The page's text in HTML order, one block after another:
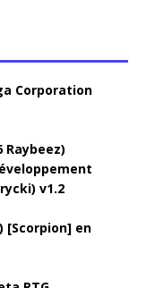
Corporation
Raybeez)
v1.2
[Scorpion] en